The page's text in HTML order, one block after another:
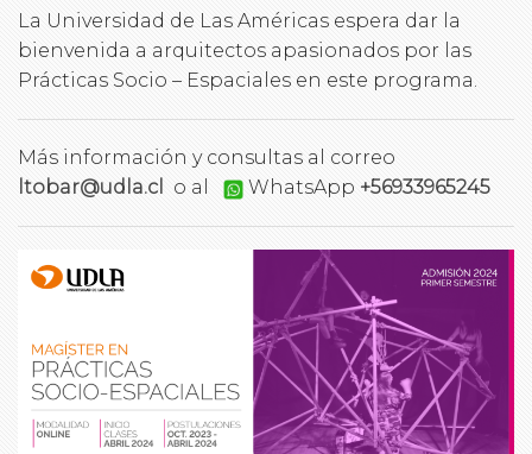
La Universidad de Las Américas espera dar la
bienvenida a arquitectos apasionados por las
Prácticas Socio – Espaciales en este programa.
Más información y consultas al correo
ltobar@udla.cl
o al WhatsApp +56933965245